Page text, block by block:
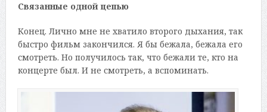
Связанные одной цепью
Конец. Лично мне не хватило второго дыхания, так
быстро фильм закончился. Я бы бежала, бежала его
смотреть. Но получилось так, что бежали те, кто на
концерте был. И не смотреть, а вспоминать.